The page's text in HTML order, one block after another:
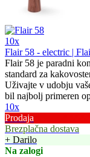
10x
Flair 58 - electric |
Flair 58 je paradni
standard za
Uživajte v udobju
bil najbolj primeren
10x
Prodaja
Brezplačna dostava
+ Darilo
Na zalogi